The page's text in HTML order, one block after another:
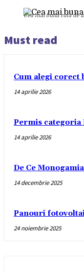
Cea mai buna ruta de
Must read
Cum alegi corect
14 aprilie 2026
Permis
14 aprilie 2026
De Ce
14 decembrie 2025
Panouri
24 noiembrie 2025